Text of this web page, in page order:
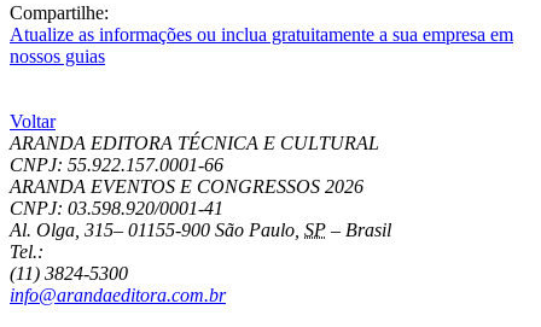
Compartilhe:
Atualize as informações ou inclua gratuitamente a sua empresa em
nossos guias
Voltar
ARANDA EDITORA TÉCNICA E CULTURAL
CNPJ: 55.922.157.0001-66
ARANDA EVENTOS E CONGRESSOS 2026
CNPJ: 03.598.920/0001-41
Al. Olga, 315– 01155-900 São Paulo SP – Brasil
Tel.:
(11) 3824-5300
info@arandaeditora.com.br